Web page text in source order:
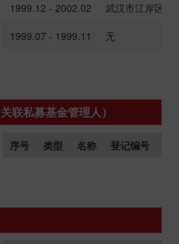
1999.12 - 2002.02
武汉市江岸区后
1999.07 - 1999.11
无
联私募基金管理人）
序号 类型 名称 登记编号